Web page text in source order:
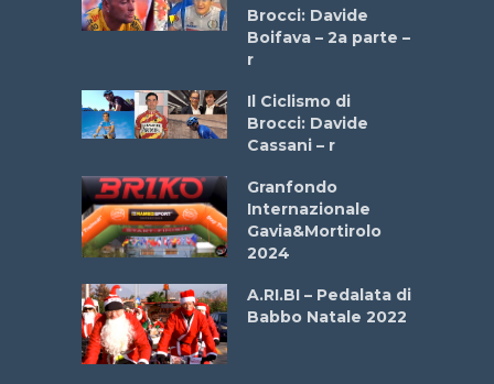
Brocci: Davide
Boifava – 2a parte –
r
Il Ciclismo di
Brocci: Davide
Cassani – r
Granfondo
Internazionale
Gavia&Mortirolo
2024
A.RI.BI – Pedalata di
Babbo Natale 2022